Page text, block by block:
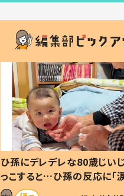
ひ孫にデレデレな80歳じい
っこすると…ひ孫の反応に「
した」「可愛くて仕方ない」